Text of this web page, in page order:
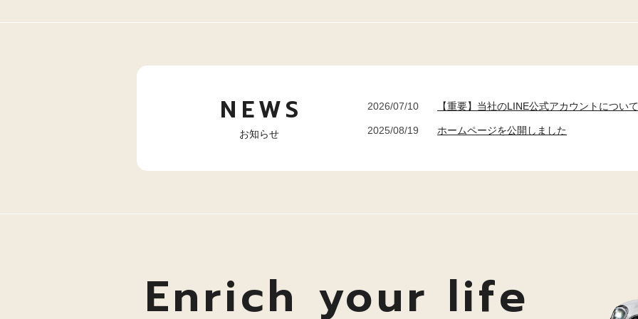
NEWS
お知らせ
2026/07/10 【重要】当社のLINE公式アカウントについて
2025/08/19 ホームページを公開しました
Enrich your life